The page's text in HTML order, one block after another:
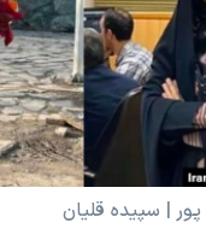
آمریکا ۲۰۲۴
به اسرائیل
| سپیده قلیان